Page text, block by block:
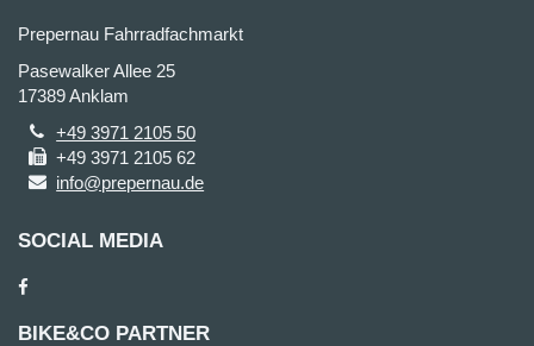
Prepernau Fahrradfachmarkt
Pasewalker Allee 25
17389 Anklam
+49 3971 2105 50
+49 3971 2105 62
info@prepernau.de
SOCIAL MEDIA
BIKE&CO PARTNER